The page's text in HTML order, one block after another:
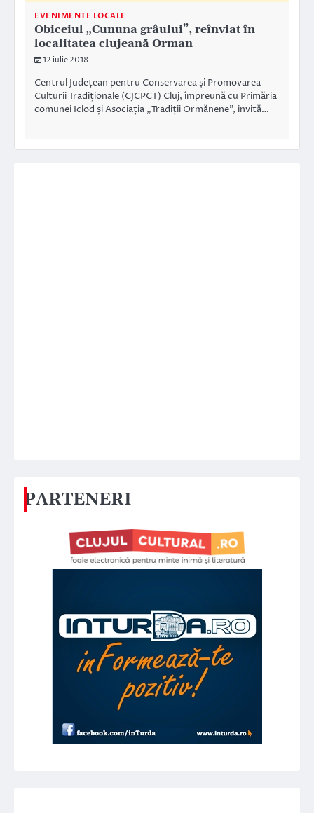
EVENIMENTE LOCALE
Obiceiul „Cununa grâului”, reînviat în
localitatea clujeană Orman
12 iulie 2018
Centrul Județean pentru Conservarea și Promovarea
Culturii Tradiționale (CJCPCT) Cluj, împreună cu Primăria
comunei Iclod și Asociația „Tradiții Ormănene”, invită…
PARTENERI